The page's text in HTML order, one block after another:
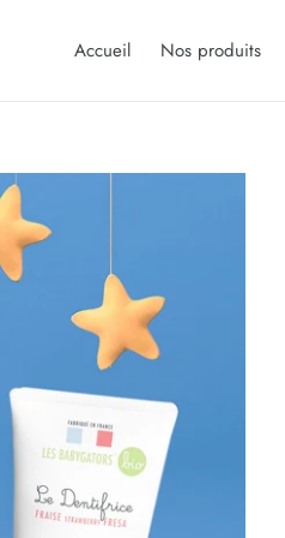
Accueil Nos produits